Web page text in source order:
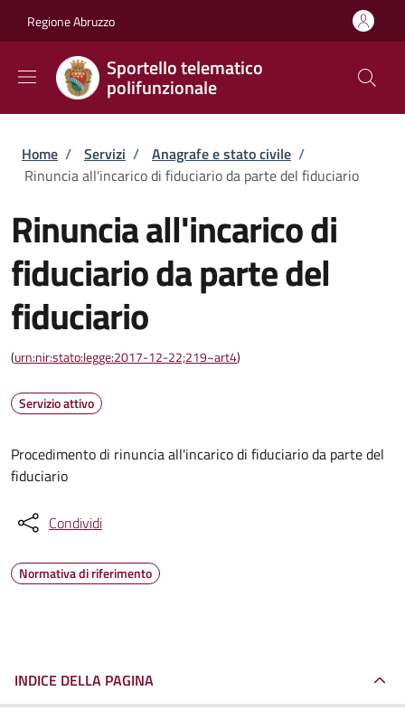
Regione Abruzzo
Sportello telematico
polifunzionale
Briciole di pane
Home / Servizi / Anagrafe e stato civile /
Rinuncia all'incarico di fiduciario da parte del fiduciario
Rinuncia all'incarico di
fiduciario da parte del
fiduciario
(urn:nir:stato:legge:2017-12-22;219~art4)
Servizio attivo
Procedimento di rinuncia all'incarico di fiduciario da parte del
fiduciario
Condividi
Normativa di riferimento
INDICE DELLA PAGINA